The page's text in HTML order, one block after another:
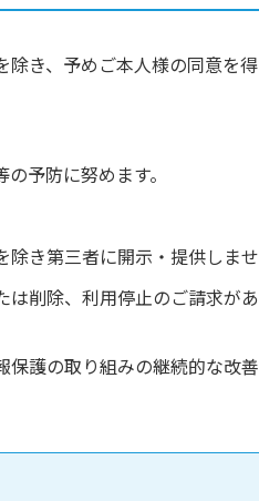
き、予めご本人様の同意を
予防に努めます。
き第三者に開示・提供しませ
削除、利用停止のご請求が
護の取り組みの継続的な改